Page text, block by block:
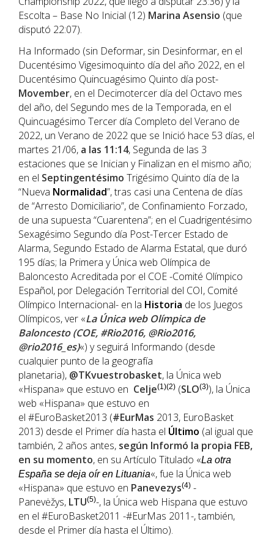
Escolta – Base No Inicial (12) Marina Asensio (que
disputó 22:07).
Ha Informado (sin Deformar, sin Desinformar, en el
Ducentésimo Vigesimoquinto día del año 2022, en el
Ducentésimo Quincuagésimo Quinto día post-
Movember, en el Decimotercer día del Octavo mes
del año, del Segundo mes de la Temporada, en el
Quincuagésimo Tercer día Completo del Verano de
2022, un Verano de 2022 que se Inició hace 53 días, el
martes 21/06, a las 11:14, Segunda de las 3
estaciones que se Inician y Finalizan en el mismo año;
en el Septingentésimo Trigésimo Quinto día de la
“Nueva Normalidad”, tras casi una Centena de días
de “Arresto Domiciliario”, de Confinamiento Forzado,
de una supuesta “Cuarentena”; en el Cuadrigentésimo
Sexagésimo Segundo día Post-Tercer Estado de
Alarma, Segundo Estado de Alarma Estatal, que duró
195 días; la Primera y Única web Olímpica de
Baloncesto Acreditada por el COE -Comité Olímpico
Español, por Delegación Territorial del COI, Comité
Olímpico Internacional- en la Historia de los Juegos
Olímpicos, ver «La Única web Olímpica de
Baloncesto (COE, #Rio2016, @Rio2016,
@rio2016_es)«) y seguirá Informando (desde
cualquier punto de la geografía
planetaria), @TKvuestrobasket, la Única web
«Hispana» que estuvo en Celje(1)(2) (SLO(3)), la Única
web «Hispana» que estuvo en
el #EuroBasket2013 (#EurMas 2013, EuroBasket
2013) desde el Primer día hasta el Último (al igual que
también, 2 años antes, según Informó la propia FEB,
en su momento, en su Artículo Titulado «La otra
España se deja oír en Lituania«, fue la Única web
«Hispana» que estuvo en Panevezys(4) -
Panevėžys, LTU(5)-, la Única web Hispana que estuvo
en el #EuroBasket2011 -#EurMas 2011-, también,
desde el Primer día hasta el Último).